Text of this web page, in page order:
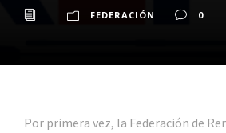
FEDERACIÓN 0
Por primera vez, la Federación de